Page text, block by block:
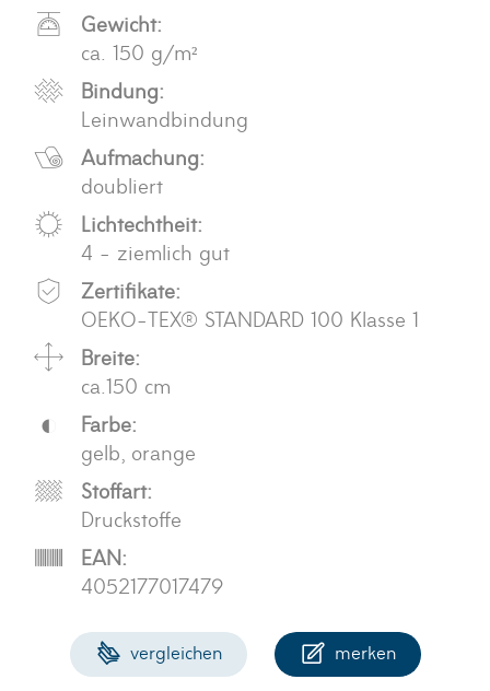
Gewicht:
ca. 150 g/m²
Bindung:
Leinwandbindung
Aufmachung:
doubliert
Lichtechtheit:
4 - ziemlich gut
Zertifikate:
OEKO-TEX® STANDARD 100 Klasse 1
Breite:
ca.150 cm
Farbe:
gelb, orange
Stoffart:
Druckstoffe
EAN:
4052177017479
vergleichen merken